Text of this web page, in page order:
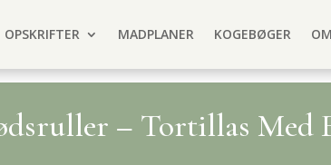
OPSKRIFTER MADPLANER KOGEBØGER
– Tortillas Med